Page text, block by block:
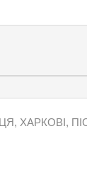
ХАРКОВІ,